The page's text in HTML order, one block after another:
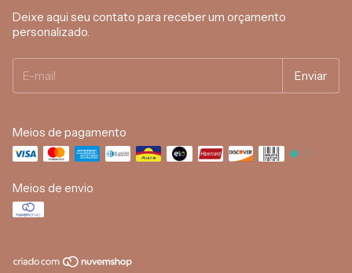
Deixe aqui seu contato para receber um orçamento
personalizado.
Meios de pagamento
Meios de envio